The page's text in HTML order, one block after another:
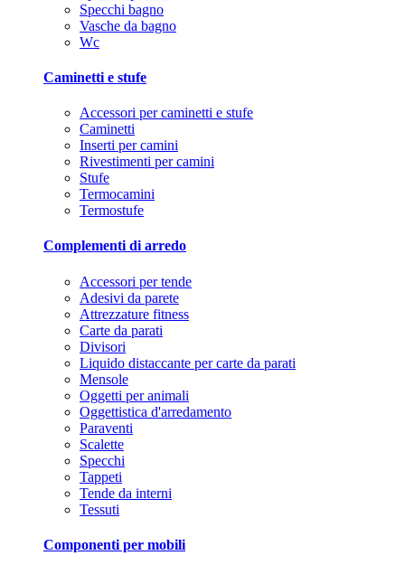
Specchi bagno
Vasche da bagno
Wc
Caminetti e stufe
Accessori per caminetti e stufe
Caminetti
Inserti per camini
Rivestimenti per camini
Stufe
Termocamini
Termostufe
Complementi di arredo
Accessori per tende
Adesivi da parete
Attrezzature fitness
Carte da parati
Divisori
Liquido distaccante per carte da parati
Mensole
Oggetti per animali
Oggettistica d'arredamento
Paraventi
Scalette
Specchi
Tappeti
Tende da interni
Tessuti
Componenti per mobili